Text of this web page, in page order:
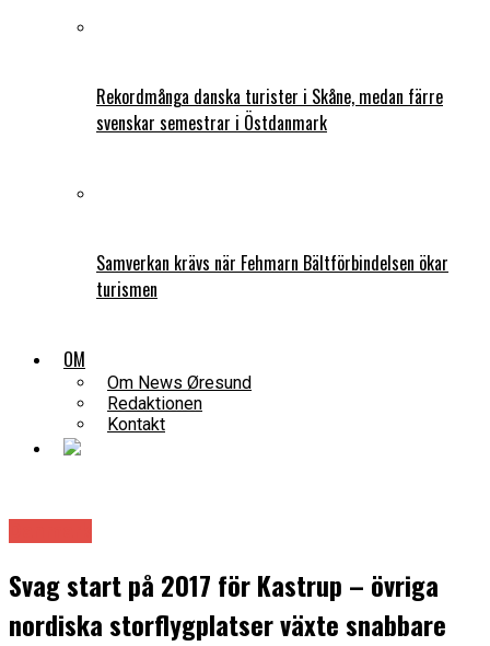
Rekordmånga danska turister i Skåne, medan färre
svenskar semestrar i Östdanmark
Samverkan krävs när Fehmarn Bältförbindelsen ökar
turismen
OM
Om News Øresund
Redaktionen
Kontakt
Svag start på 2017 för Kastrup – övriga
nordiska storflygplatser växte snabbare